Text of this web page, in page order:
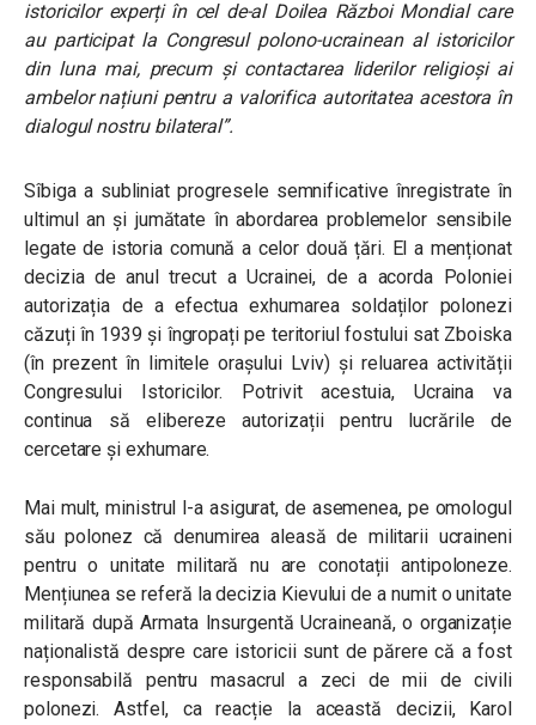
istoricilor experți în cel de-al Doilea Război Mondial care
au participat la Congresul polono-ucrainean al istoricilor
din luna mai, precum și contactarea liderilor religioși ai
ambelor națiuni pentru a valorifica autoritatea acestora în
dialogul nostru bilateral”.
Sîbiga a subliniat progresele semnificative înregistrate în
ultimul an și jumătate în abordarea problemelor sensibile
legate de istoria comună a celor două țări. El a menționat
decizia de anul trecut a Ucrainei, de a acorda Poloniei
autorizația de a efectua exhumarea soldaților polonezi
căzuți în 1939 și îngropați pe teritoriul fostului sat Zboiska
(în prezent în limitele orașului Lviv) și reluarea activității
Congresului Istoricilor. Potrivit acestuia, Ucraina va
continua să elibereze autorizații pentru lucrările de
cercetare și exhumare.
Mai mult, ministrul l-a asigurat, de asemenea, pe omologul
său polonez că denumirea aleasă de militarii ucraineni
pentru o unitate militară nu are conotații antipoloneze.
Mențiunea se referă la decizia Kievului de a numit o unitate
militară după Armata Insurgentă Ucraineană, o organizație
naționalistă despre care istoricii sunt de părere că a fost
responsabilă pentru masacrul a zeci de mii de civili
polonezi. Astfel, ca reacție la această decizii, Karol